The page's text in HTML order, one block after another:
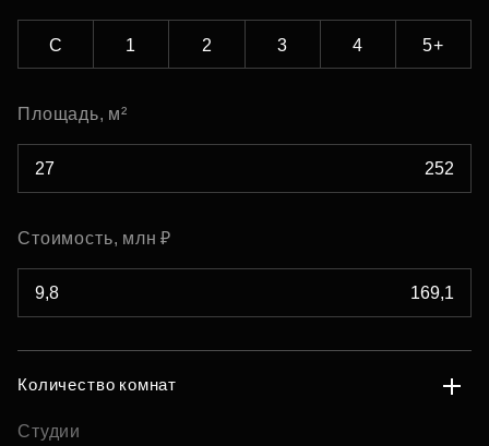
С 1 2 3 4 5+
Площадь, м²
Стоимость, млн ₽
Количество комнат
Студии